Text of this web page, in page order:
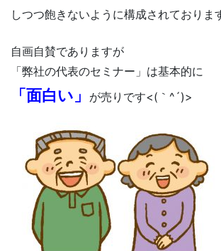
しつつ飽きないように構成されておりま
自画自賛でありますが
「弊社の代表のセミナー」は基本的に
「面白い」 が売りです<(｀^´)>